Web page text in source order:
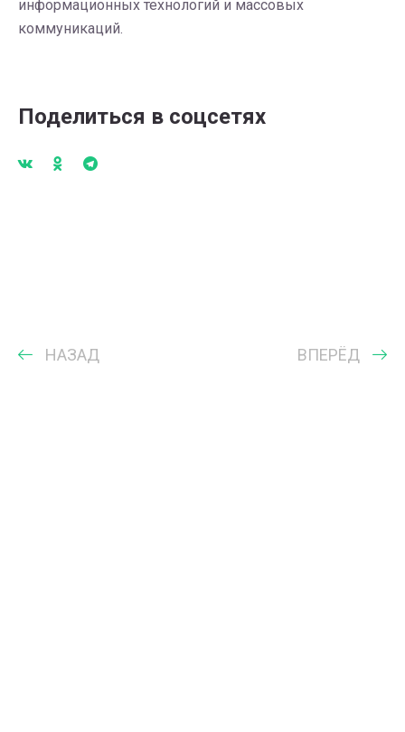
информационных технологий и массовых
коммуникаций.
Поделиться в соцсетях
НАЗАД ВПЕРЁД